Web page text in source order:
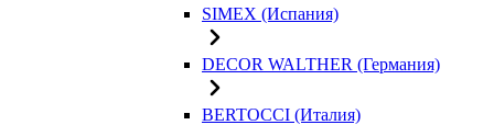
SIMEX (Испания)
DECOR WALTHER (Германия)
BERTOCCI (Италия)